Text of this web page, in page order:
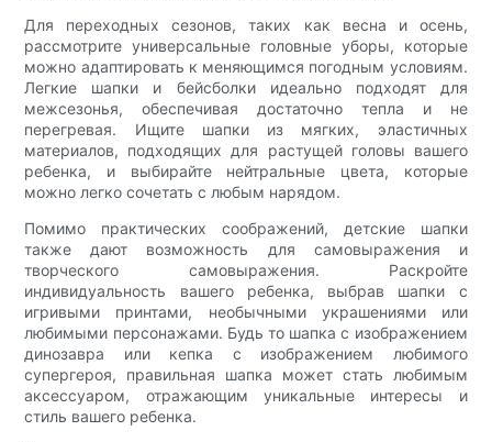
Для переходных сезонов, таких как весна и осень,
рассмотрите универсальные головные уборы, которые
можно адаптировать к меняющимся погодным условиям.
Легкие шапки и бейсболки идеально подходят для
межсезонья, обеспечивая достаточно тепла и не
перегревая. Ищите шапки из мягких, эластичных
материалов, подходящих для растущей головы вашего
ребенка, и выбирайте нейтральные цвета, которые
можно легко сочетать с любым нарядом.
Помимо практических соображений, детские шапки
также дают возможность для самовыражения и
творческого самовыражения. Раскройте
индивидуальность вашего ребенка, выбрав шапки с
игривыми принтами, необычными украшениями или
любимыми персонажами. Будь то шапка с изображением
динозавра или кепка с изображением любимого
супергероя, правильная шапка может стать любимым
аксессуаром, отражающим уникальные интересы и
стиль вашего ребенка.